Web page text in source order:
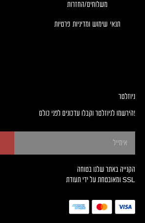
משלוחים/החזרות
תנאי שימוש ומדיניות פרטיות
ניוזלטר
!הירשמו לניוזלטר וקבלו עדכונים לפני כולם
הקנייה באתר שלנו בטוחה
SSL ומאובטחת על ידי תעודת